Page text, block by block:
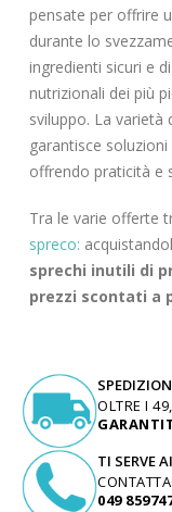
pensate per offrire
durante lo
ingredienti sicuri e
nutrizionali dei più
sviluppo. La varietà
garantisce
offrendo praticità e
Tra le varie offerte
spreco:
sprechi inutili di
prezzi scontati a
OLTRE I
TI SERVE
049